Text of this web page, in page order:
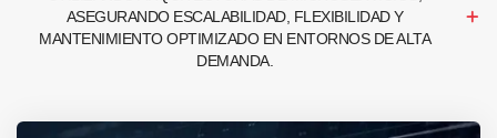
ASEGURANDO ESCALABILIDAD, FLEXIBILIDAD Y
MANTENIMIENTO OPTIMIZADO EN ENTORNOS DE ALTA
DEMANDA.